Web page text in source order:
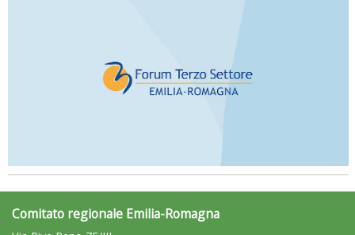
Comitato regionale Emilia-Romagna